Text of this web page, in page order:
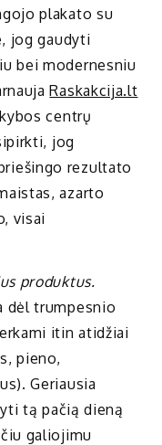
plakato su
jog gaudyti
bei modernesniu
Raskakcija.lt
centrų
jog
rezultato
azarto
visai
produktus.
dėl trumpesnio
itin atidžiai
pieno,
Geriausia
tą pačią dieną
galiojimu